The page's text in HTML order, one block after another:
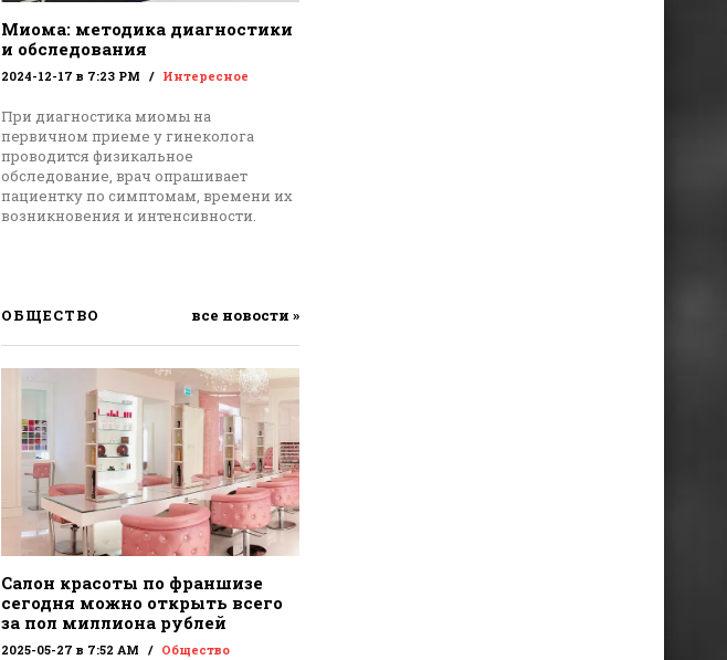
Миома: методика диагностики
и обследования
2024-12-17 в 7:23 PM Интересное
При диагностика миомы на
первичном приеме у гинеколога
проводится физикальное
обследование, врач опрашивает
пациентку по симптомам, времени их
возникновения и интенсивности.
ОБЩЕСТВО все новости »
Салон красоты по франшизе
сегодня можно открыть всего
за пол миллиона рублей
2025-05-27 в 7:52 AM Общество